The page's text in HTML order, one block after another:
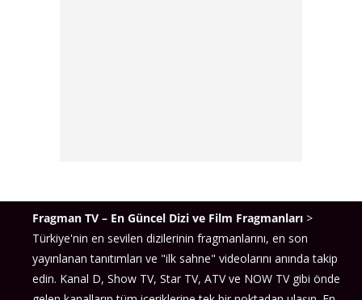
Fragman TV – En Güncel Dizi ve Film Fragmanları >
Türkiye'nin en sevilen dizilerinin fragmanlarını, en son
yayınlanan tanıtımları ve "ilk sahne" videolarını anında takip
edin. Kanal D, Show TV, Star TV, ATV ve NOW TV gibi önde